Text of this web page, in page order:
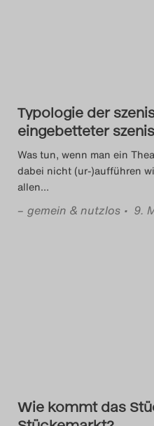
Das
Das
Das
Typologie der
eingebetteter
Was tun, wenn man ein
dabei nicht (ur-)aufführen
allen…
– gemein & nutzlos • 9.
Wie kommt das